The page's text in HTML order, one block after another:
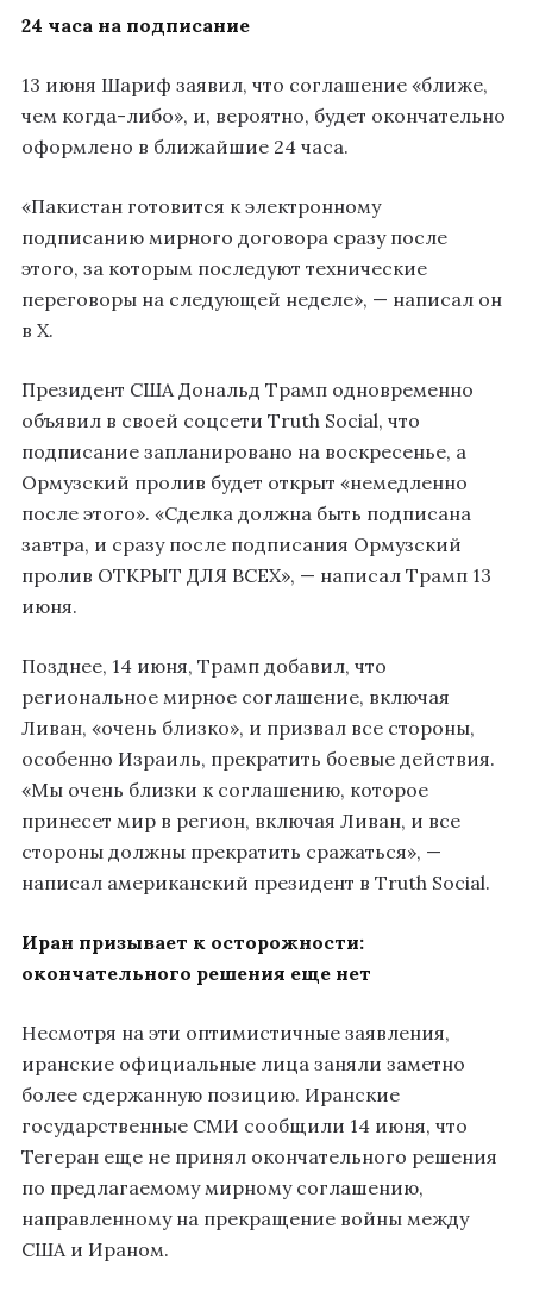
24 часа на подписание
13 июня Шариф заявил, что соглашение «ближе,
чем когда-либо», и, вероятно, будет окончательно
оформлено в ближайшие 24 часа.
«Пакистан готовится к электронному
подписанию мирного договора сразу после
этого, за которым последуют технические
переговоры на следующей неделе», — написал он
в X.
Президент США Дональд Трамп одновременно
объявил в своей соцсети Truth Social, что
подписание запланировано на воскресенье, а
Ормузский пролив будет открыт «немедленно
после этого». «Сделка должна быть подписана
завтра, и сразу после подписания Ормузский
пролив ОТКРЫТ ДЛЯ ВСЕХ», — написал Трамп 13
июня.
Позднее, 14 июня, Трамп добавил, что
региональное мирное соглашение, включая
Ливан, «очень близко», и призвал все стороны,
особенно Израиль, прекратить боевые действия.
«Мы очень близки к соглашению, которое
принесет мир в регион, включая Ливан, и все
стороны должны прекратить сражаться», —
написал американский президент в Truth Social.
Иран призывает к осторожности:
окончательного решения еще нет
Несмотря на эти оптимистичные заявления,
иранские официальные лица заняли заметно
более сдержанную позицию. Иранские
государственные СМИ сообщили 14 июня, что
Тегеран еще не принял окончательного решения
по предлагаемому мирному соглашению,
направленному на прекращение войны между
США и Ираном.